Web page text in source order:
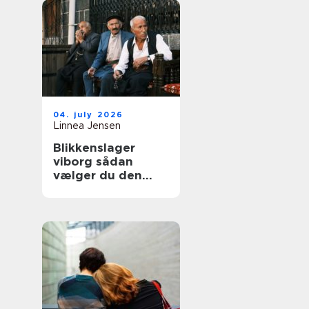
04. july 2026
Linnea Jensen
Blikkenslager
viborg sådan
vælger du den